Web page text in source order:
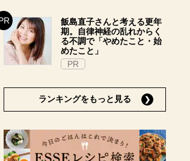
飯島直子さんと考える更年
期。自律神経の乱れからく
る不調で「やめたこと・始
めたこと」
PR
ランキングをもっと見る